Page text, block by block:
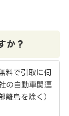
か？
料で引取に伺
の自動車関連
離島を除く）